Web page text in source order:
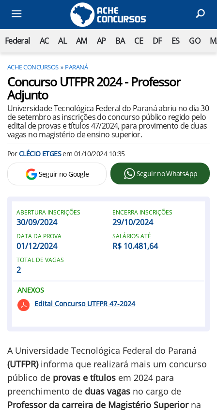
Federal AC AL AM AP BA CE DF ES GO
ACHE CONCURSOS PARANÁ
Concurso UTFPR 2024 - Professor
Adjunto
Universidade Tecnológica Federal do Paraná abriu no dia 30
de setembro as inscrições do concurso público regido pelo
edital de provas e títulos 47/2024, para provimento de duas
vagas no magistério de ensino superior.
PorCLÉCIO ETGESem 01/10/2024 10:35
Seguir no Google Seguir no WhatsApp
A Universidade Tecnológica Federal do Paraná
(UTFPR) informa que realizará mais um concurso
público de provas e títulos em 2024 para
preenchimento de duas vagas no cargo de
Professor da carreira de Magistério Superiorna
ABERTURA INSCRIÇÕES
30/09/2024
ENCERRA INSCRIÇÕES
29/10/2024
DATA DA PROVA
01/12/2024
SALÁRIOS ATÉ
R$ 10.481,64
TOTAL DE VAGAS
2
ANEXOS
Edital Concurso UTFPR 47-2024